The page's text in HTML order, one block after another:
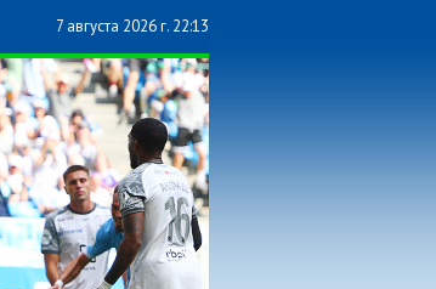
7 августа 2026 г. 22:13